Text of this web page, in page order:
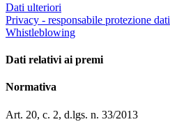
Dati ulteriori
Privacy - responsabile protezione dati
Whistleblowing
Dati relativi ai premi
Normativa
Art. 20, c. 2, d.lgs. n. 33/2013